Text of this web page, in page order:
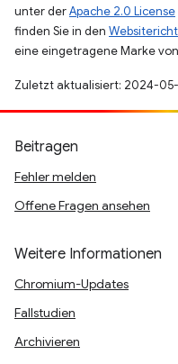
unter derApache 2.0 License
finden Sie in den
eine eingetragene Marke
Zuletzt aktualisiert: 2024-05-
Beitragen
Fehler melden
Offene Fragen ansehen
Weitere Informationen
Chromium-Updates
Fallstudien
Archivieren